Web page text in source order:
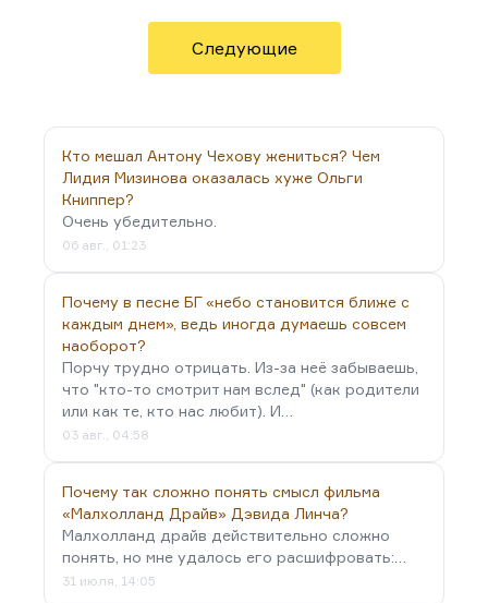
извините, соскакивать с этой иглы.
Что касается Бельмондо, мне он всегда был важен
тем, что он человек высококультурный. Всю
таким действительно очень наслушанным,
насмотренным,…
Следующие
Кто мешал Антону Чехову жениться? Чем
Лидия Мизинова оказалась хуже Ольги
Книппер?
Очень убедительно.
06 авг., 01:23
Почему в песне БГ «небо становится ближе с
каждым днем», ведь иногда думаешь совсем
наоборот?
Порчу трудно отрицать. Из-за неё забываешь,
что "кто-то смотрит нам вслед" (как родители
или как те, кто нас любит). И…
03 авг., 04:58
Почему так сложно понять смысл фильма
«Малхолланд Драйв» Дэвида Линча?
Малхолланд драйв действительно сложно
понять, но мне удалось его расшифровать:…
31 июля, 14:05